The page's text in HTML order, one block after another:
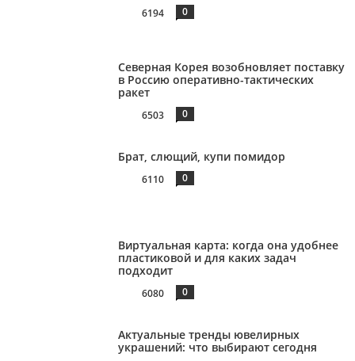
6194 0
Северная Корея возобновляет поставку
в Россию оперативно-тактических
ракет
6503 0
Брат, слющий, купи помидор
6110 0
Виртуальная карта: когда она удобнее
пластиковой и для каких задач
подходит
6080 0
Актуальные тренды ювелирных
украшений: что выбирают сегодня